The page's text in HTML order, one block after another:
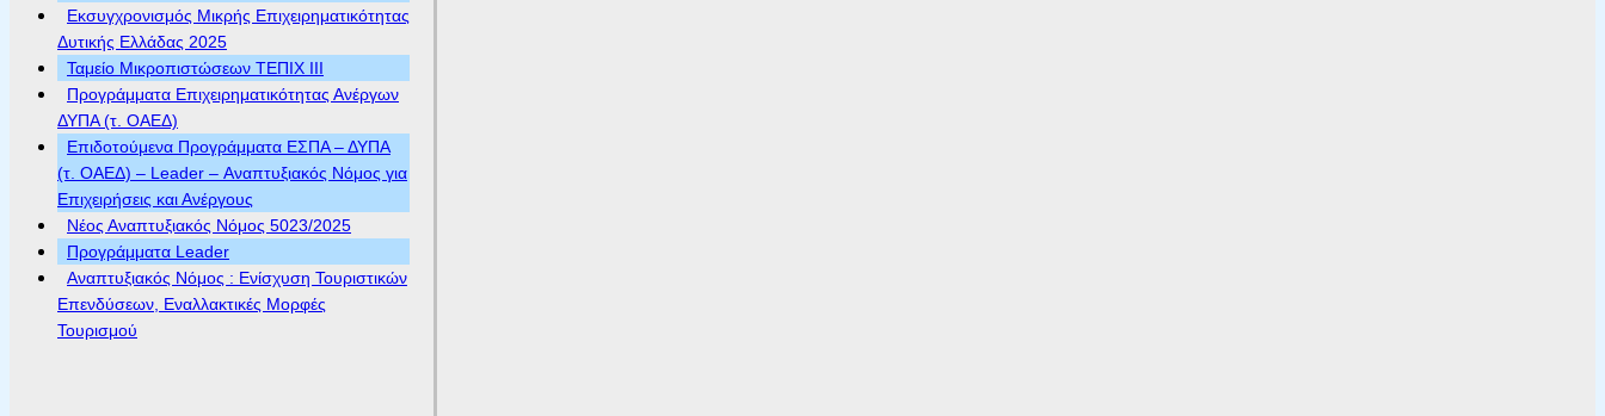
Εκσυγχρονισμός Μικρής Επιχειρηματικότητας
Δυτικής Ελλάδας 2025
Ταμείο Μικροπιστώσεων ΤΕΠΙΧ ΙΙΙ
Προγράμματα Επιχειρηματικότητας Ανέργων
ΔΥΠΑ (τ. ΟΑΕΔ)
Επιδοτούμενα Προγράμματα ΕΣΠΑ – ΔΥΠΑ
(τ. ΟΑΕΔ) – Leader – Αναπτυξιακός Νόμος για
Επιχειρήσεις και Ανέργους
Νέος Αναπτυξιακός Νόμος 5023/2025
Προγράμματα Leader
Αναπτυξιακός Νόμος : Ενίσχυση Τουριστικών
Επενδύσεων, Εναλλακτικές Μορφές
Τουρισμού